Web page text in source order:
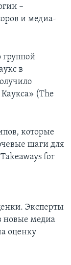
–
и медиа-
группой
в
(The
которые
шаги для
for
Эксперты
новые медиа
оценку